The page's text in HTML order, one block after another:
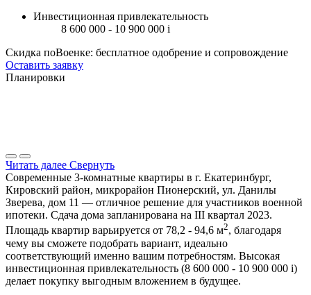
Инвестиционная привлекательность
8 600 000 - 10 900 000 i
Скидка поВоенке: бесплатное одобрение и сопровождение
Оставить заявку
Планировки
Читать далее Свернуть
Современные 3-комнатные квартиры в г. Екатеринбург,
Кировский район, микрорайон Пионерский, ул. Данилы
Зверева, дом 11 — отличное решение для участников военной
ипотеки. Сдача дома запланирована на III квартал 2023.
Площадь квартир варьируется от 78,2 - 94,6 м2, благодаря
чему вы сможете подобрать вариант, идеально
соответствующий именно вашим потребностям. Высокая
инвестиционная привлекательность (8 600 000 - 10 900 000 i)
делает покупку выгодным вложением в будущее.